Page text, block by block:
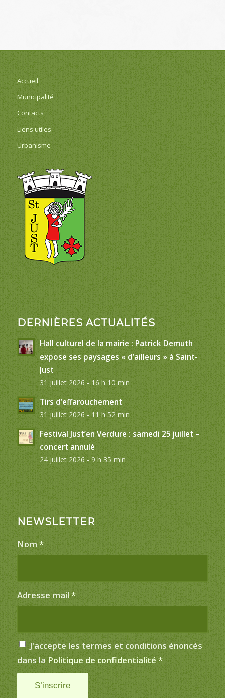
Accueil
Municipalité
Contacts
Liens utiles
Urbanisme
DERNIÈRES ACTUALITÉS
Hall culturel de la mairie : Patrick Demuth
expose ses paysages « d’ailleurs » à Saint-
Just
31 juillet 2026 - 16 h 10 min
Tirs d’effarouchement
31 juillet 2026 - 11 h 52 min
Festival Just’en Verdure : samedi 25 juillet –
concert annulé
24 juillet 2026 - 9 h 35 min
NEWSLETTER
Nom *
Adresse mail *
J'accepte les termes et conditions énoncés
dans la Politique de confidentialité *